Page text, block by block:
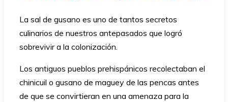
La sal de gusano es uno de tantos secretos
culinarios de nuestros antepasados que logró
sobrevivir a la colonización.
Los antiguos pueblos prehispánicos recolectaban el
chinicuil o gusano de maguey de las pencas antes
de que se convirtieran en una amenaza para la